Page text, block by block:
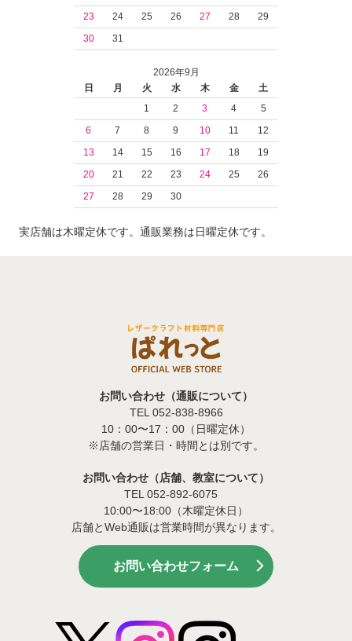
23
24 25 26 27 28
29
30
31
2026年9月
日
月 火 水 木 金
土
1
2 3 4
5
6
7 8 9 10 11
12
13
14 15 16 17 18
19
20
21 22 23 24 25
26
27
28 29 30
実店舗は木曜定休です。通販業務は日曜定休です。
お問い合わせ（通販について）
TEL 052-838-8966
10：00〜17：00（日曜定休）
※店舗の営業日・時間とは別です。
お問い合わせ（店舗、教室について）
TEL 052-892-6075
10:00〜18:00（木曜定休日）
店舗とWeb通販は営業時間が異なります。
お問い合わせフォーム